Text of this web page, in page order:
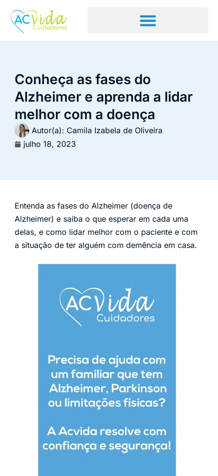
Conheça as fases do
Alzheimer e aprenda a lidar
melhor com a doença
Autor(a): Camila Izabela de Oliveira
julho 18, 2023
Entenda as fases do Alzheimer (doença de
Alzheimer) e saiba o que esperar em cada uma
delas, e como lidar melhor com o paciente e com
a situação de ter alguém com demência em casa.